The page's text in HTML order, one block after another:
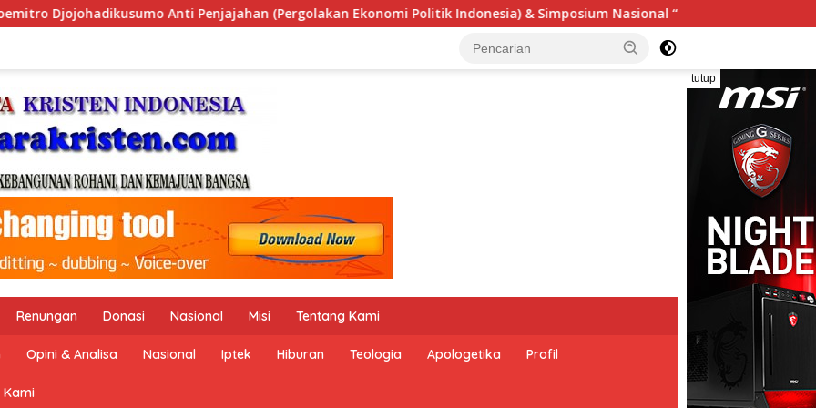
Ekonomi Politik Indonesia) & Simposium Nasional “Urgensi Undang-Undang Perekonomian Nasional dan
tutup
Renungan Donasi Nasional Misi Tentang Kami
Opini & Analisa Nasional Iptek Hiburan Teologia Apologetika Profil
Kami